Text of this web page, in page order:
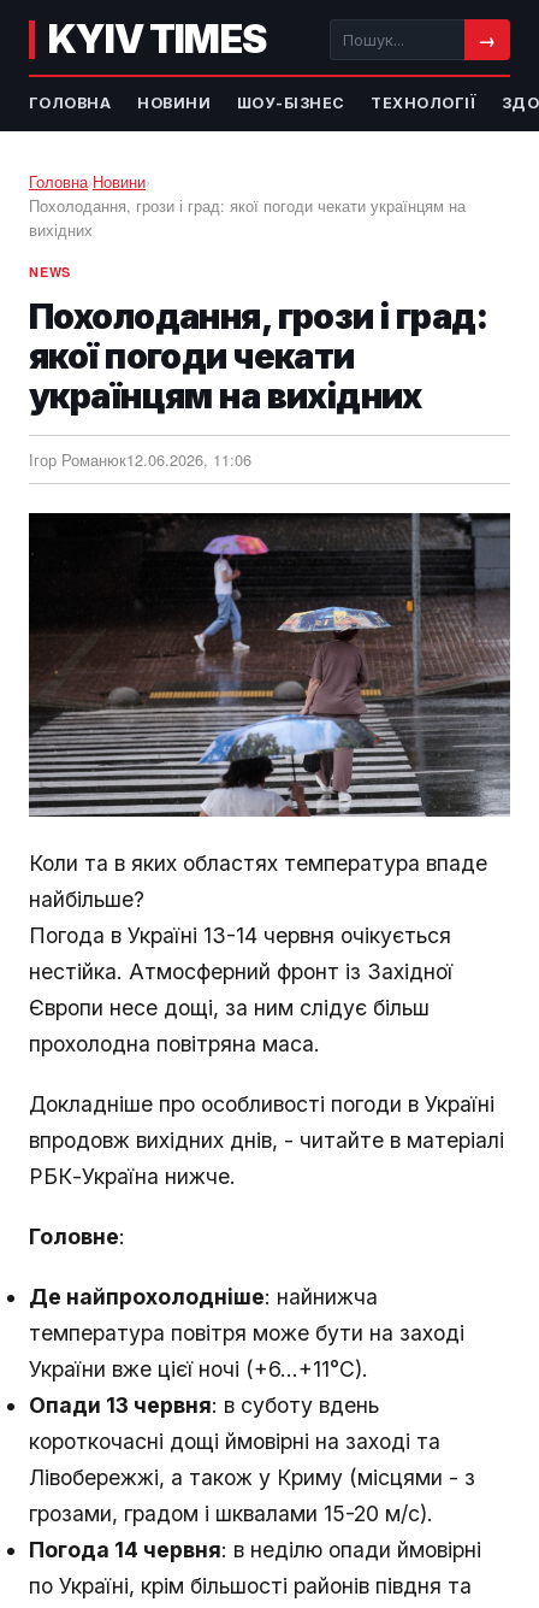
KYIV TIMES →
ГОЛОВНА НОВИНИ ШОУ-БІЗНЕС ТЕХНОЛОГІЇ
Головна›Новини›
Похолодання, грози і град: якої погоди чекати українцям на
вихідних
NEWS
Похолодання, грози і град:
якої погоди чекати
українцям на вихідних
Ігор Романюк12.06.2026, 11:06
Коли та в яких областях температура впаде
найбільше?
Погода в Україні 13-14 червня очікується
нестійка. Атмосферний фронт із Західної
Європи несе дощі, за ним слідує більш
прохолодна повітряна маса.
Докладніше про особливості погоди в Україні
впродовж вихідних днів, - читайте в матеріалі
РБК-Україна нижче.
Головне:
Де найпрохолодніше: найнижча
температура повітря може бути на заході
України вже цієї ночі (+6...+11°С).
Опади 13 червня: в суботу вдень
короткочасні дощі ймовірні на заході та
Лівобережжі, а також у Криму (місцями - з
грозами, градом і шквалами 15-20 м/с).
Погода 14 червня: в неділю опади ймовірні
по Україні, крім більшості районів півдня та